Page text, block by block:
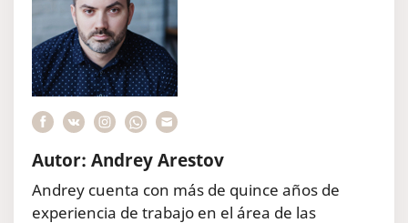
Autor: Andrey Arestov
Andrey cuenta con más de quince años de
experiencia de trabajo en el área de las